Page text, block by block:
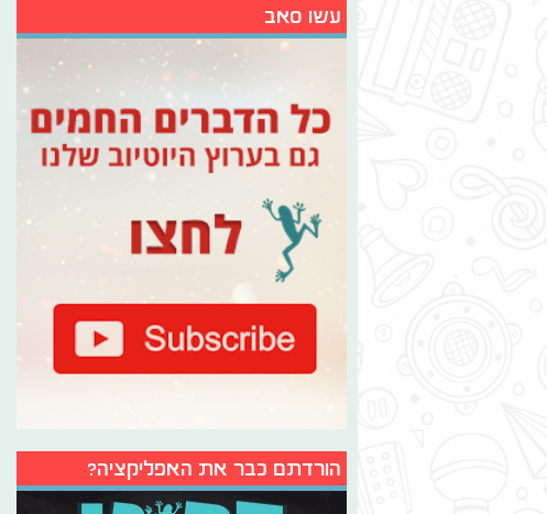
עשו סאב
הורדתם כבר את האפליקציה?